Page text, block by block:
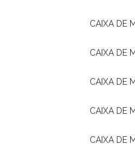
CAIXA
CAIXA DE
CAIXA DE
CAIXA DE
CAIXA DE